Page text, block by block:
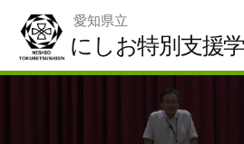
content
愛知県立
にしお特別支援